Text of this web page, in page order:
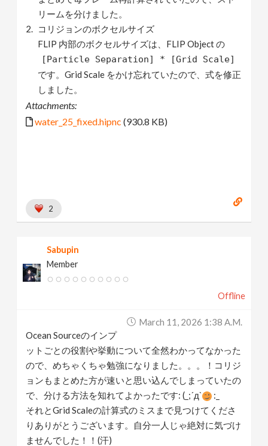
リームを分けました。
コリジョンのボクセルサイズ
FLIP 内部のボクセルサイズは、FLIP Object の
[Particle Separation] * [Grid Scale]
です。Grid Scale をかけ忘れていたので、式を修正
しました。
Attachments:
water_25_fixed.hipnc (930.8 KB)
2
Sabupin
Member
Offline
March 11, 2026 1:38 A.m.
Ocean Sourceのインプ
ットごとの役割や挙動について全然わかってなかった
ので、めちゃくちゃ勉強になりました。。。！コリジ
ョンもまとめた方が速いと思い込んでしまっていたの
で、分ける方法を知れてよかったです: (_;´д`
:_
それとGrid Scaleの計算式のミスまで見つけてくださ
りありがとうございます。自分一人じゃ絶対に気づけ
ませんでした！！(汗)